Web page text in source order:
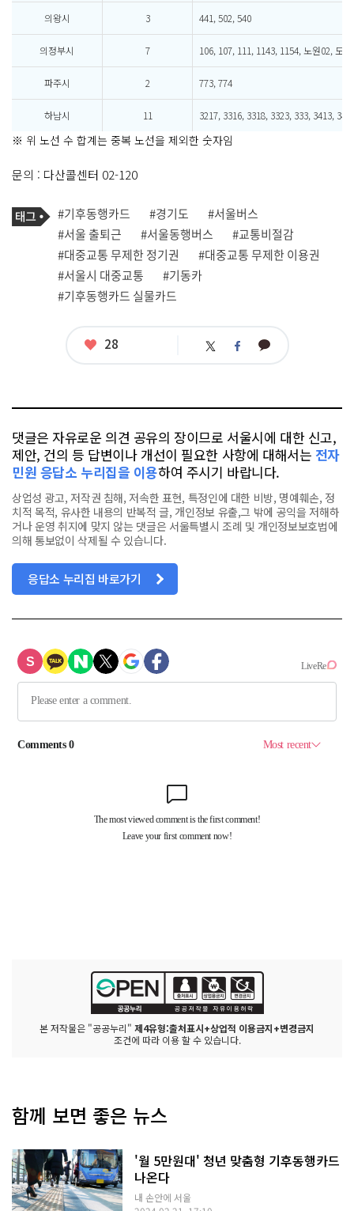
의왕시 3 441, 502, 540
의정부시 7 106, 107, 111, 1143, 1154, 노원02, 도
파주시 2 773, 774
하남시 11 3217, 3316, 3318, 3323, 333, 3413,
※ 위 노선 수 합계는 중복 노선을 제외한 숫자임
문의 : 다산콜센터 02-120
기
사
관
련
태
그
태
그
#기후동행카드 #경기도
#서울버스
#서울 출퇴근
#서울동행버스
#교통비절감
#대중교통 무제한 정기권
#대중교통 무제한 이용권
#서울시 대중교통
#기동카
#기후동행카드 실물카드
좋
28 트 페 카
댓글은 자유로운 의견 공유의 장이므로 서울시에 대한 신고,
제안, 건의 등 답변이나 개선이 필요한 사항에 대해서는 전자
민원 응답소 누리집을 이용하여 주시기 바랍니다.
상업성 광고, 저작권 침해, 저속한 표현, 특정인에 대한 비방, 명예훼손, 정
치적 목적, 유사한 내용의 반복적 글, 개인정보 유출,그 밖에 공익을 저해하
거나 운영 취지에 맞지 않는 댓글은 서울특별시 조례 및 개인정보보호법에
의해 통보없이 삭제될 수 있습니다.
응답소 누리집 바로가기
본 저작물은 "공공누리" 제4유형:출처표시+상업적 이용금지+변경금지
조건에 따라 이용 할 수 있습니다.
함께 보면 좋은 뉴스
'월 5만원대' 청년 맞춤형 기후동행카드
나온다
내 손안에 서울